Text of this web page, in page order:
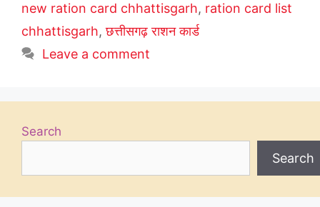
new ration card chhattisgarh, ration card list
chhattisgarh,छत्तीसगढ़ राशन कार्ड
Leave a comment
Search
Search